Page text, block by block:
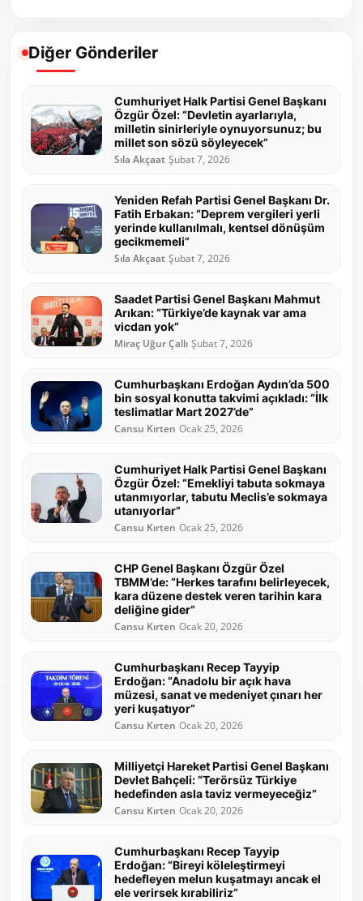
Diğer Gönderiler
Cumhuriyet Halk Partisi Genel Başkanı
Özgür Özel: “Devletin ayarlarıyla,
milletin sinirleriyle oynuyorsunuz; bu
millet son sözü söyleyecek”
Sıla Akçaat Şubat 7, 2026
Yeniden Refah Partisi Genel Başkanı Dr.
Fatih Erbakan: “Deprem vergileri yerli
yerinde kullanılmalı, kentsel dönüşüm
gecikmemeli”
Sıla Akçaat Şubat 7, 2026
Saadet Partisi Genel Başkanı Mahmut
Arıkan: “Türkiye’de kaynak var ama
vicdan yok”
Miraç Uğur Çallı Şubat 7, 2026
Cumhurbaşkanı Erdoğan Aydın’da 500
bin sosyal konutta takvimi açıkladı: “İlk
teslimatlar Mart 2027’de”
Cansu Kırten Ocak 25, 2026
Cumhuriyet Halk Partisi Genel Başkanı
Özgür Özel: “Emekliyi tabuta sokmaya
utanmıyorlar, tabutu Meclis’e sokmaya
utanıyorlar”
Cansu Kırten Ocak 25, 2026
CHP Genel Başkanı Özgür Özel
TBMM’de: “Herkes tarafını belirleyecek,
kara düzene destek veren tarihin kara
deliğine gider”
Cansu Kırten Ocak 20, 2026
Cumhurbaşkanı Recep Tayyip
Erdoğan: “Anadolu bir açık hava
müzesi, sanat ve medeniyet çınarı her
yeri kuşatıyor”
Cansu Kırten Ocak 20, 2026
Milliyetçi Hareket Partisi Genel Başkanı
Devlet Bahçeli: “Terörsüz Türkiye
hedefinden asla taviz vermeyeceğiz”
Cansu Kırten Ocak 20, 2026
Cumhurbaşkanı Recep Tayyip
Erdoğan: “Bireyi köleleştirmeyi
hedefleyen melun kuşatmayı ancak el
ele verirsek kırabiliriz”